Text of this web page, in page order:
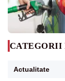
CATEGORII
Actualitate